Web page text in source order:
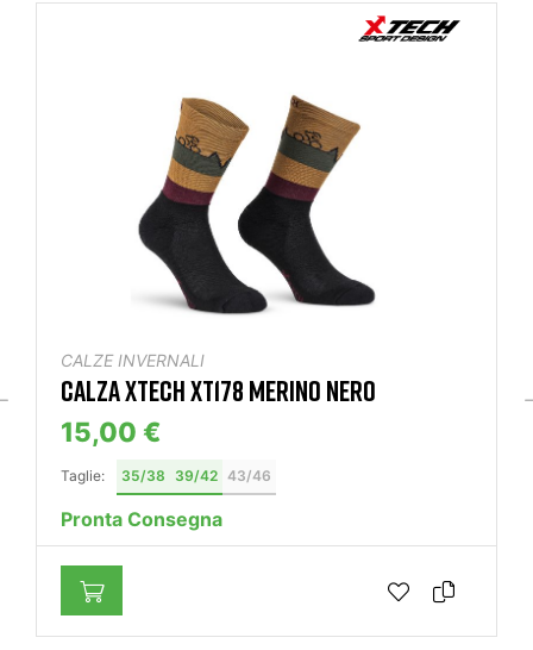
CALZE INVERNALI
CALZA XTECH XT178 MERINO NERO
15,00 €
Taglie: 35/38 39/42 43/46
Pronta Consegna